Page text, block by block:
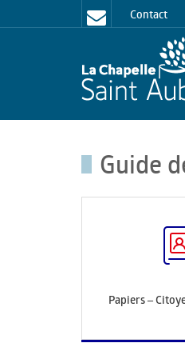
Contact
Guide
Papiers –